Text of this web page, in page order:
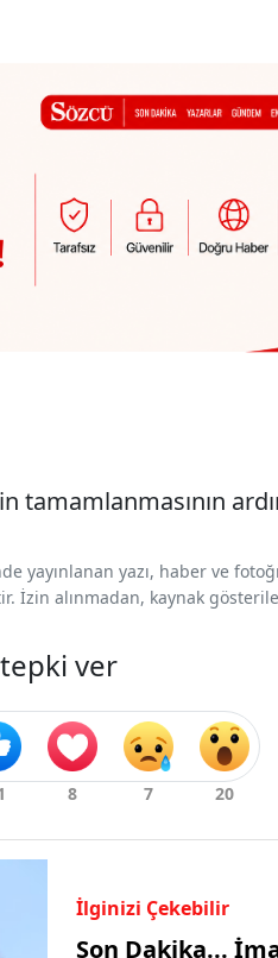
tamamlanmasının
yayınlanan yazı, haber ve
İzin alınmadan, kaynak
ver
İlginizi Çekebilir
Son Dakika...